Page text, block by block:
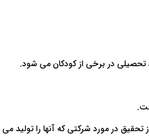
تحقیق در مورد شرکتی که آنها را تولید می